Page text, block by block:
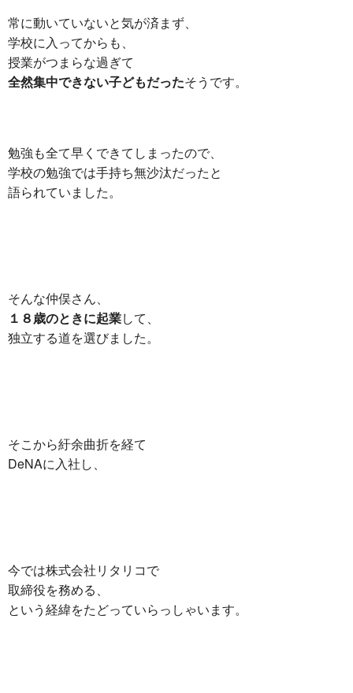
常に動いていないと気が済まず、
学校に入ってからも、
授業がつまらな過ぎて
全然集中できない子どもだったそうです。
勉強も全て早くできてしまったので、
学校の勉強では手持ち無沙汰だったと
語られていました。
そんな仲俣さん、
１８歳のときに起業して、
独立する道を選びました。
そこから紆余曲折を経て
DeNAに入社し、
今では株式会社リタリコで
取締役を務める、
という経緯をたどっていらっしゃいます。